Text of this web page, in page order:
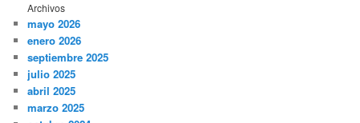
Archivos
mayo 2026
enero 2026
septiembre 2025
julio 2025
abril 2025
marzo 2025